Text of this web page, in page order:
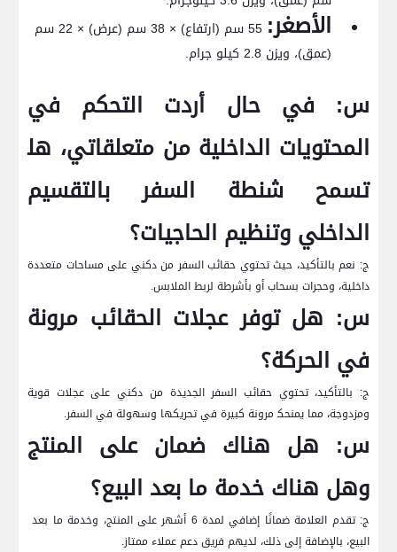
الأصغر:
55 ⁣سم (ارتفاع) × 38 سم‌ (عرض)‍ × ⁤22​ سم
‍(عمق)، ويزن 2.8 كيلو جرام.
س: في حال أردت التحكم في
المحتويات⁢ الداخلية من متعلقاتي، هل‍
تسمح شنطة⁢ السفر ‌بالتقسيم
الداخلي وتنظيم الحاجيات؟
ج: نعم بالتأكيد، حيث تحتوي حقائب​ السفر من ‌دكني على مساحات​ متعددة
داخلية، وحجرات بسحاب أو بأشرطة⁢ لربط الملابس.
س: ⁤هل توفر عجلات الحقائب ‌مرونة
في الحركة؟
ج: بالتأكيد، تحتوي حقائب السفر الجديدة من ⁣دكني على عجلات قوية
ومزدوجة، مما‍ يمنحك‍ مرونة كبيرة في تحريكها وسهولة في السفر.
س: هل هناك ضمان على المنتج
وهل هناك خدمة ما بعد البيع؟
ج: ​تقدم العلامة ضمانًا‌ إضافي لمدة 6 أشهر على ⁣المنتج، وخدمة ما بعد ​
البيع، بالإضافة ⁤إلى ذلك، لديهم فريق دعم عملاء ممتاز.